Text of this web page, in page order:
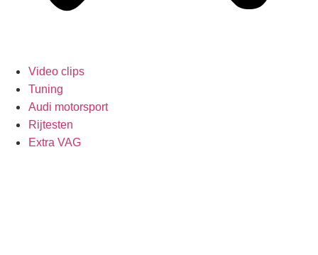
Video clips
Tuning
Audi motorsport
Rijtesten
Extra VAG